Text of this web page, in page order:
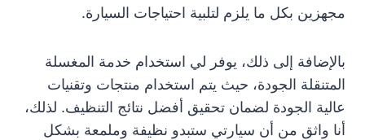
مجهزين بكل ما يلزم لتلبية احتياجات السيارة.
بالإضافة إلى ذلك، يوفر لي استخدام خدمة المغسلة
المتنقلة الجودة، حيث يتم استخدام منتجات وتقنيات
عالية الجودة لضمان تحقيق أفضل نتائج التنظيف. لذلك،
أنا واثق من أن سيارتي ستبدو نظيفة وملمعة بشكل